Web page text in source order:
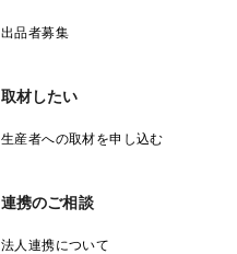
出品者募集
取材したい
生産者への取材を申し込む
連携のご相談
法人連携について